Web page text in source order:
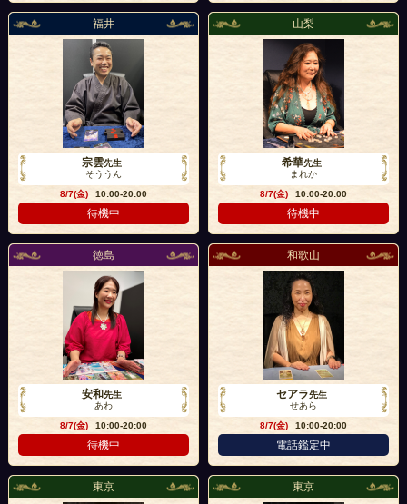
福井
宗雲先生
そううん
8/7(金)
10:00-20:00
待機中
山梨
希華先生
まれか
8/7(金)
10:00-20:00
待機中
徳島
安和先生
あわ
8/7(金)
10:00-20:00
待機中
和歌山
セアラ先生
せあら
8/7(金)
10:00-20:00
電話鑑定中
東京 東京